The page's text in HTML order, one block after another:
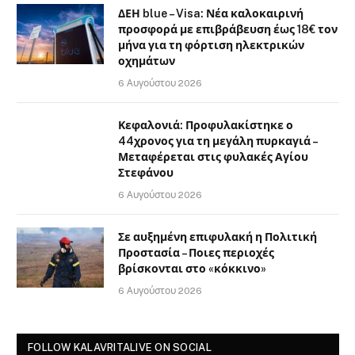
ΔΕΗ blue – Visa: Νέα καλοκαιρινή
προσφορά με επιβράβευση έως 18€ τον
μήνα για τη φόρτιση ηλεκτρικών
οχημάτων
6 Αυγούστου 2026
Κεφαλονιά: Προφυλακίστηκε ο
44χρονος για τη μεγάλη πυρκαγιά –
Μεταφέρεται στις φυλακές Αγίου
Στεφάνου
6 Αυγούστου 2026
Σε αυξημένη επιφυλακή η Πολιτική
Προστασία – Ποιες περιοχές
βρίσκονται στο «κόκκινο»
6 Αυγούστου 2026
FOLLOW KALAVRITALIVE ON SOCIAL